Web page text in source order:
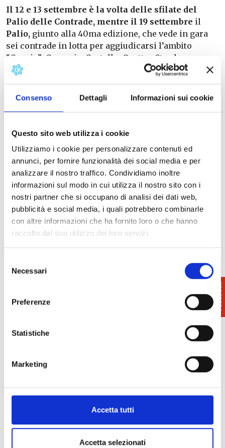
Consenso Dettagli Informazioni sui cookie
Questo sito web utilizza i cookie
Utilizziamo i cookie per personalizzare contenuti ed
annunci, per fornire funzionalità dei social media e per
analizzare il nostro traffico. Condividiamo inoltre
informazioni sul modo in cui utilizza il nostro sito con i
nostri partner che si occupano di analisi dei dati web,
pubblicità e social media, i quali potrebbero combinarle
con altre informazioni che ha fornito loro o che hanno
raccolto dal suo utilizzo dei loro servizi.
delNecessari
Preferenze
Statistiche
Marketing
Accetta tutti
Accetta selezionati
Il 12 e 13 settembre è la volta delle sfilate del
Palio delle Contrade, mentre il 19 settembre il
Palio, giunto alla 40ma edizione, che vede in gara
sei contrade in lotta per aggiudicarsi l’ambito
“Cencio”: Casaccia, Castello, Quattro Strade,
Fagiolaia, Spinelli, Pari, Tomaiola e Tre Vie.
Info: Associazione Perignanese
perignaneseassociazione@gmail.com